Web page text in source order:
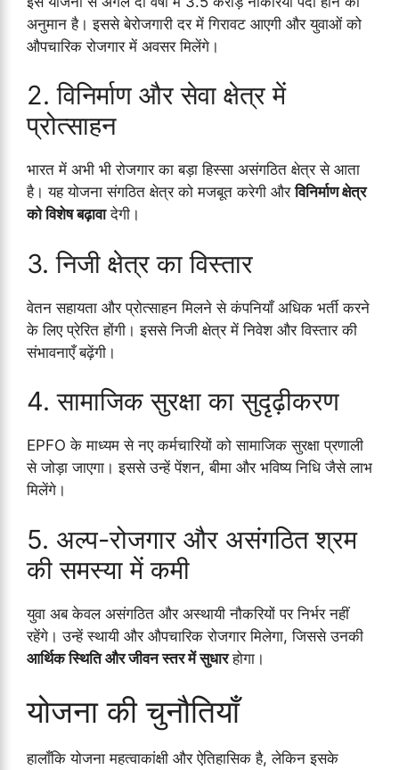
अनुमान है। इससे बेरोजगारी दर में गिरावट आएगी और युवाओं को
औपचारिक रोजगार में अवसर मिलेंगे।
2. विनिर्माण और सेवा क्षेत्र में
प्रोत्साहन
भारत में अभी भी रोजगार का बड़ा हिस्सा असंगठित क्षेत्र से आता
है। यह योजना संगठित क्षेत्र को मजबूत करेगी औरविनिर्माण क्षेत्र
को विशेष बढ़ावादेगी।
3. निजी क्षेत्र का विस्तार
वेतन सहायता और प्रोत्साहन मिलने से कंपनियाँ अधिक भर्ती करने
के लिए प्रेरित होंगी। इससे निजी क्षेत्र में निवेश और विस्तार की
संभावनाएँ बढ़ेंगी।
4. सामाजिक सुरक्षा का सुदृढ़ीकरण
EPFO के माध्यम से नए कर्मचारियों को सामाजिक सुरक्षा प्रणाली
से जोड़ा जाएगा। इससे उन्हें पेंशन, बीमा और भविष्य निधि जैसे लाभ
मिलेंगे।
5. अल्प-रोजगार और असंगठित श्रम
की समस्या में कमी
युवा अब केवल असंगठित और अस्थायी नौकरियों पर निर्भर नहीं
रहेंगे। उन्हें स्थायी और औपचारिक रोजगार मिलेगा, जिससे उनकी
आर्थिक स्थिति और जीवन स्तर में सुधारहोगा।
योजना की चुनौतियाँ
हालाँकि योजना महत्वाकांक्षी और ऐतिहासिक है, लेकिन इसके